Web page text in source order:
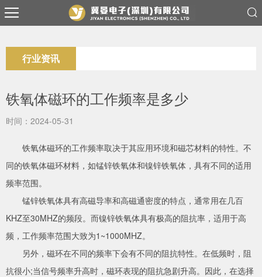
行业资讯
铁氧体磁环的工作频率是多少
时间：2024-05-31
铁氧体磁环的工作频率取决于其应用环境和磁芯材料的特性。不
同的铁氧体磁环材料，如锰锌铁氧体和镍锌铁氧体，具有不同的适用
频率范围。
锰锌铁氧体具有高磁导率和高磁通密度的特点，通常用在几百
KHZ至30MHZ的频段。而镍锌铁氧体具有极高的阻抗率，适用于高
频，工作频率范围大致为1~1000MHZ。
另外，磁环在不同的频率下会有不同的阻抗特性。在低频时，阻
抗很小;当信号频率升高时，磁环表现的阻抗急剧升高。因此，在选择